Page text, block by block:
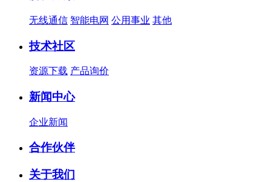
无线通信 智能电网 公用事业 其他
技术社区
资源下载 产品询价
新闻中心
企业新闻
合作伙伴
关于我们